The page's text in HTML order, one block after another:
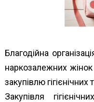
Благодійна
наркозалежних
закупівлю гігієнічних
Закупівля